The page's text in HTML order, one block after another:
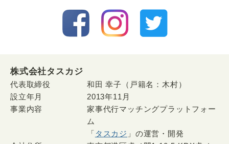
株式会社タスカジ
代表取締役
和田 幸子（戸籍名：木村）
設立年月
2013年11月
事業内容
家事代行マッチングプラットフォー
ム
「 タスカジ 」の運営・開発